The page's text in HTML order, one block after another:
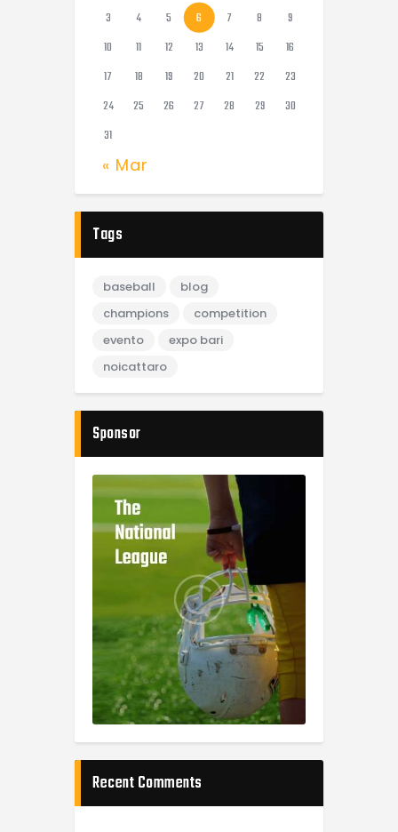
3
4 5 6 7 8
9
10
11 12 13 14 15
16
17
18 19 20 21 22
23
24
25 26 27 28 29
30
31
« Mar
Tags
baseball
blog
champions
competition
evento
expo bari
noicattaro
Sponsor
Recent Comments